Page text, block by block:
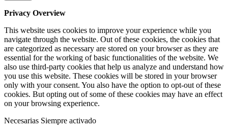
Privacy Overview
This website uses cookies to improve your experience while you
navigate through the website. Out of these cookies, the cookies that
are categorized as necessary are stored on your browser as they are
essential for the working of basic functionalities of the website. We
also use third-party cookies that help us analyze and understand how
you use this website. These cookies will be stored in your browser
only with your consent. You also have the option to opt-out of these
cookies. But opting out of some of these cookies may have an effect
on your browsing experience.
Necesarias Siempre activado